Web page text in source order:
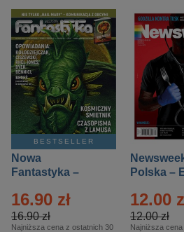
BESTSELLER
Nowa
Fantastyka –
16.90 zł
16.90 zł
Najniższa cena z ostatnich 30
Polska –
12.00
12.00 zł
Najniższa